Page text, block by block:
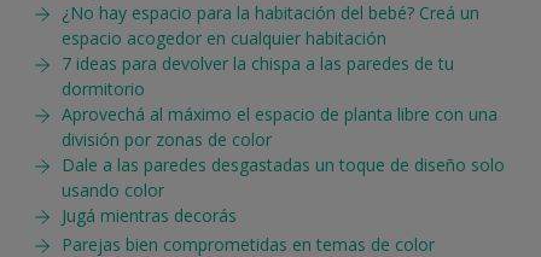
¿No hay espacio para la habitación del bebé? Creá un
espacio acogedor en cualquier habitación
7 ideas para devolver la chispa a las paredes de tu
dormitorio
Aprovechá al máximo el espacio de planta libre con una
división por zonas de color
Dale a las paredes desgastadas un toque de diseño solo
usando color
Jugá mientras decorás
Parejas bien comprometidas en temas de color